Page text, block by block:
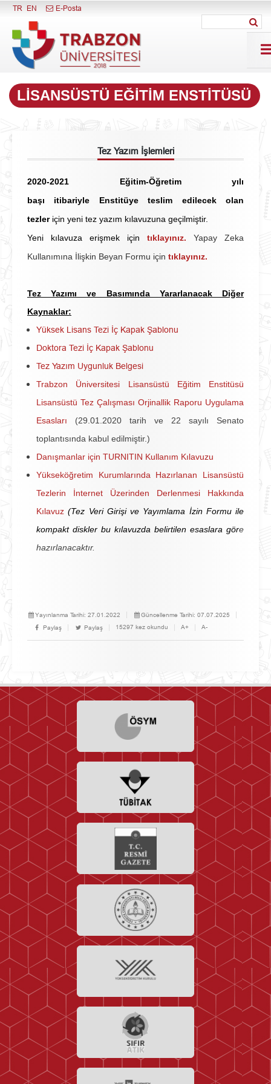
Menüyü Kapat
TR EN E-Posta
LISANSÜSTÜ EĞITIM ENSTITÜSÜ
Tez Yazım İşlemleri
2020-2021 Eğitim-Öğretim yılı
başı itibariyle Enstitüye teslim edilecek olan
tezleriçin yeni tez yazım kılavuzuna geçilmiştir.
Yeni kılavuza erişmek için
tıklayınız.
Yapay Zeka
Kullanımına İlişkin Beyan Formu için tıklayınız.
Tez Yazımı ve Basımında Yararlanacak Diğer
Kaynaklar:
Yüksek Lisans Tezi İç Kapak Şablonu
Doktora Tezi İç Kapak Şablonu
Tez Yazım Uygunluk Belgesi
Trabzon Üniversitesi Lisansüstü Eğitim Enstitüsü
Lisansüstü Tez Çalışması Orjinallik Raporu Uygulama
Esasları (29.01.2020 tarih ve 22 sayılı Senato
toplantısında kabul edilmiştir.)
Danışmanlar için TURNITIN Kullanım Kılavuzu
Yükseköğretim Kurumlarında Hazırlanan Lisansüstü
Tezlerin İnternet Üzerinden Derlenmesi Hakkında
Kılavuz (Tez Veri Girişi ve Yayımlama İzin Formu ile
kompakt diskler bu kılavuzda belirtilen esaslara göre
hazırlanacaktır.
Yayınlanma Tarihi: 27.01.2022 Güncellenme Tarihi: 07.07.2025
Paylaş
Paylaş 15297 kez okundu A+ A-